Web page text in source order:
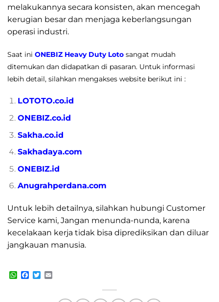
melakukannya secara konsisten, akan mencegah
kerugian besar dan menjaga keberlangsungan
operasi industri.
Saat ini ONEBIZ Heavy Duty Loto sangat mudah
ditemukan dan didapatkan di pasaran. Untuk informasi
lebih detail, silahkan mengakses website berikut ini :
LOTOTO.co.id
ONEBIZ.co.id
Sakha.co.id
Sakhadaya.com
ONEBIZ.id
Anugrahperdana.com
Untuk lebih detailnya, silahkan hubungi Customer
Service kami, Jangan menunda-nunda, karena
kecelakaan kerja tidak bisa diprediksikan dan diluar
jangkauan manusia.
WhatsApp
Facebook
Twitter